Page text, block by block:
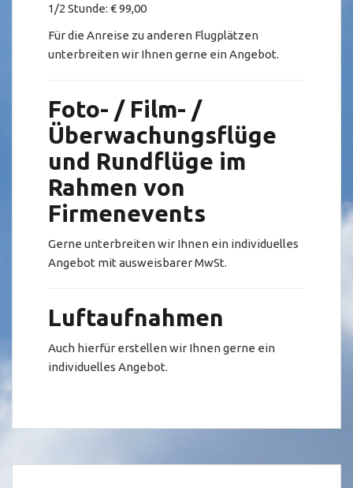
1/2 Stunde: € 99,00
Für die Anreise zu anderen Flugplätzen
unterbreiten wir Ihnen gerne ein Angebot.
Foto- / Film- /
Überwachungsflüge
und Rundflüge im
Rahmen von
Firmenevents
Gerne unterbreiten wir Ihnen ein individuelles
Angebot mit ausweisbarer MwSt.
Luftaufnahmen
Auch hierfür erstellen wir Ihnen gerne ein
individuelles Angebot.